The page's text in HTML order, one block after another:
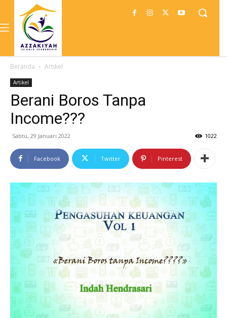
Beranda Artikel
Artikel
Berani Boros Tanpa
Income???
Sabtu, 29 Januari 2022 1022
Facebook Twitter Pinterest